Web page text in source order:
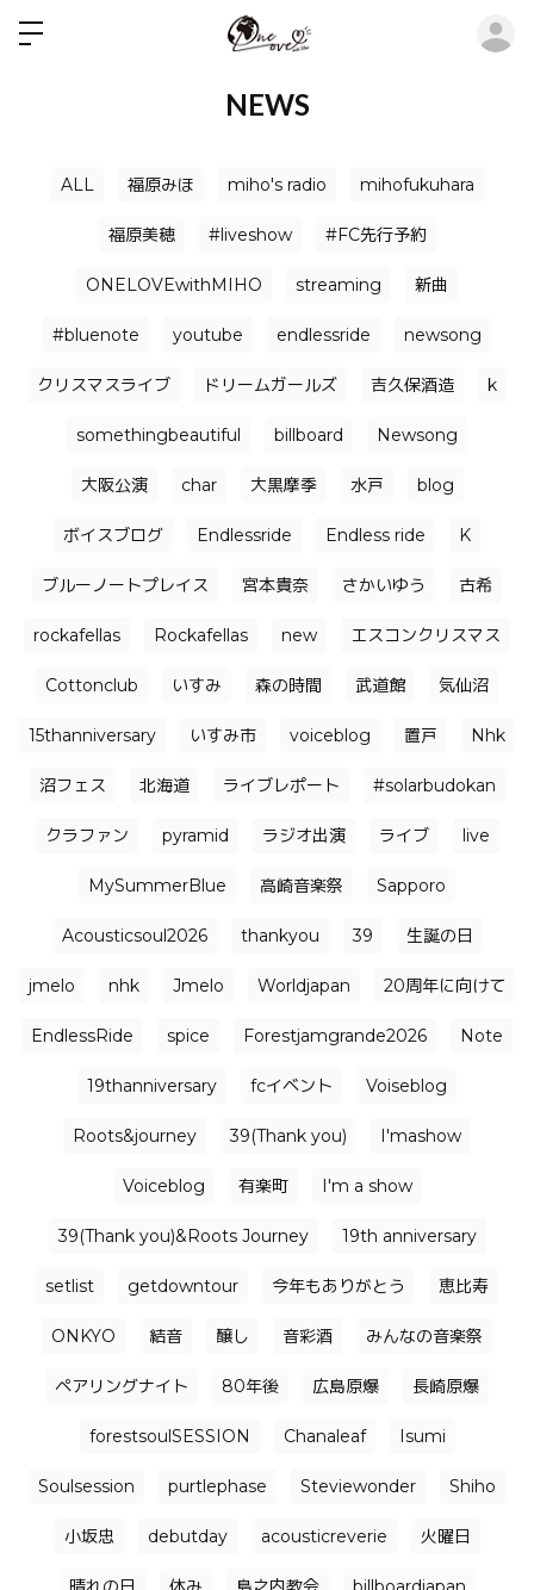
NEWS
ALL 福原みほ miho's radio mihofukuhara
福原美穂 #liveshow #FC先行予約
ONELOVEwithMIHO streaming 新曲
#bluenote youtube endlessride newsong
クリスマスライブ ドリームガールズ 吉久保酒造 k
somethingbeautiful billboard Newsong
大阪公演 char 大黒摩季 水戸 blog
ボイスブログ Endlessride Endless ride K
ブルーノートプレイス 宮本貴奈 さかいゆう 古希
rockafellas Rockafellas new エスコンクリスマス
Cottonclub いすみ 森の時間 武道館 気仙沼
15thanniversary いすみ市 voiceblog 置戸 Nhk
沼フェス 北海道 ライブレポート #solarbudokan
クラファン pyramid ラジオ出演 ライブ live
MySummerBlue 高崎音楽祭 Sapporo
Acousticsoul2026 thankyou 39 生誕の日
jmelo nhk Jmelo Worldjapan 20周年に向けて
EndlessRide spice Forestjamgrande2026 Note
19thanniversary fcイベント Voiseblog
Roots&journey 39(Thank you) I'mashow
Voiceblog 有楽町 I'm a show
39(Thank you)&Roots Journey 19th anniversary
setlist getdowntour 今年もありがとう 恵比寿
ONKYO 結音 醸し 音彩酒 みんなの音楽祭
ペアリングナイト 80年後 広島原爆 長崎原爆
forestsoulSESSION Chanaleaf Isumi
Soulsession purtlephase Steviewonder Shiho
小坂忠 debutday acousticreverie 火曜日